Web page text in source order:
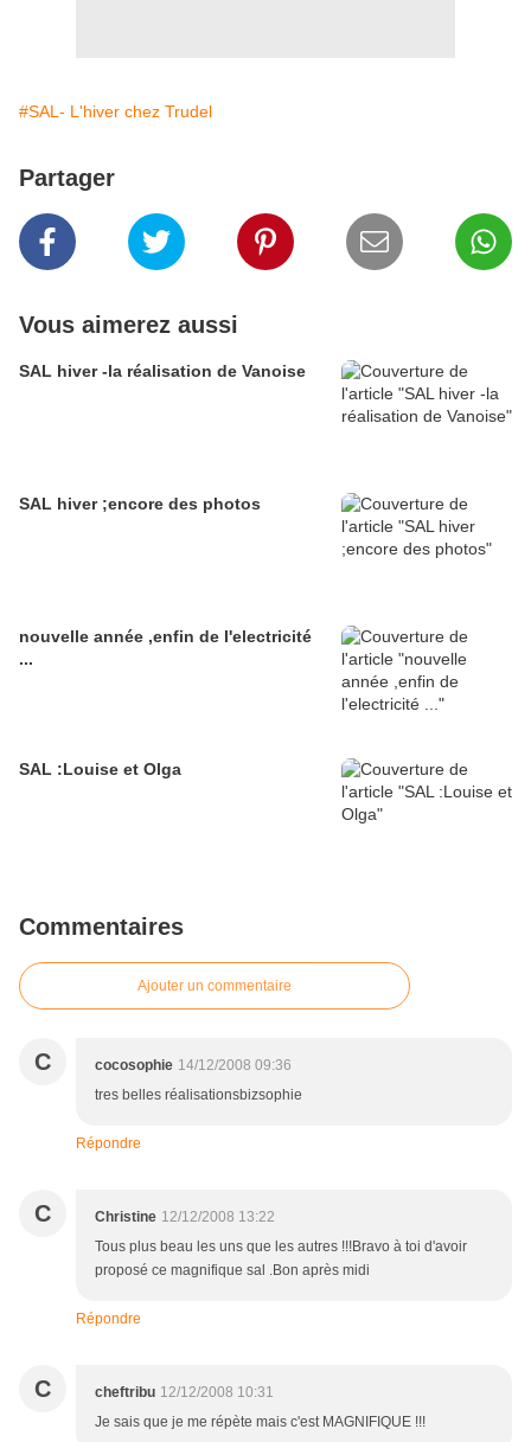
#SAL- L'hiver chez Trudel
Partager
Vous aimerez aussi
SAL hiver -la réalisation de Vanoise
SAL hiver ;encore des photos
nouvelle année ,enfin de l'electricité
...
SAL :Louise et Olga
Commentaires
Ajouter un commentaire
C cocosophie 14/12/2008 09:36
tres belles réalisationsbizsophie
Répondre
C Christine 12/12/2008 13:22
Tous plus beau les uns que les autres !!!Bravo à toi d'avoir
proposé ce magnifique sal .Bon après midi
Répondre
C cheftribu 12/12/2008 10:31
Je sais que je me répète mais c'est MAGNIFIQUE !!!